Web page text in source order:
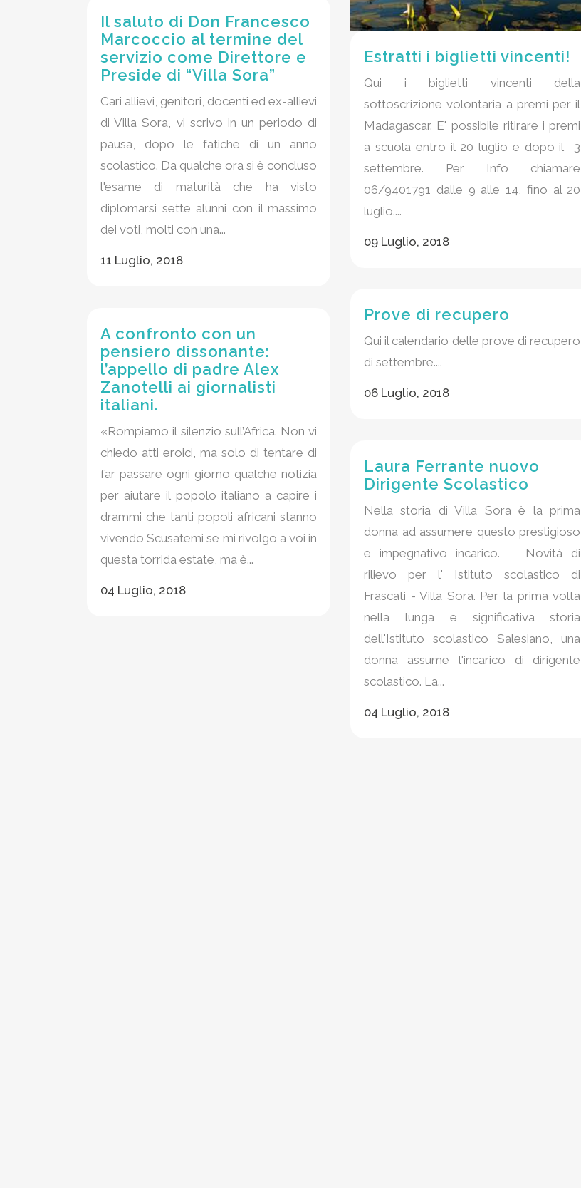
Il saluto di Don Francesco
Marcoccio al termine del
servizio come Direttore e
Preside di “Villa Sora”
Cari allievi, genitori, docenti ed ex-allievi
di Villa Sora, vi scrivo in un periodo di
pausa, dopo le fatiche di un anno
scolastico. Da qualche ora si è concluso
l'esame di maturità che ha visto
diplomarsi sette alunni con il massimo
dei voti, molti con una...
11 Luglio, 2018
Estratti i biglietti vincenti!
Qui i biglietti vincenti della
sottoscrizione volontaria a premi per il
Madagascar. E' possibile ritirare i premi
a scuola entro il 20 luglio e dopo il 3
settembre. Per Info chiamare
06/9401791 dalle 9 alle 14, fino al 20
luglio....
09 Luglio, 2018
Prove di recupero
Qui il calendario delle prove di recupero
di settembre....
06 Luglio, 2018
A confronto con un
pensiero dissonante:
l’appello di padre Alex
Zanotelli ai giornalisti
italiani.
«Rompiamo il silenzio sull’Africa. Non vi
chiedo atti eroici, ma solo di tentare di
far passare ogni giorno qualche notizia
per aiutare il popolo italiano a capire i
drammi che tanti popoli africani stanno
vivendo Scusatemi se mi rivolgo a voi in
questa torrida estate, ma è...
04 Luglio, 2018
Laura Ferrante nuovo
Dirigente Scolastico
Nella storia di Villa Sora è la prima
donna ad assumere questo prestigioso
e impegnativo incarico. Novità di
rilievo per l' Istituto scolastico di
Frascati - Villa Sora. Per la prima volta
nella lunga e significativa storia
dell'Istituto scolastico Salesiano, una
donna assume l'incarico di dirigente
scolastico. La...
04 Luglio, 2018